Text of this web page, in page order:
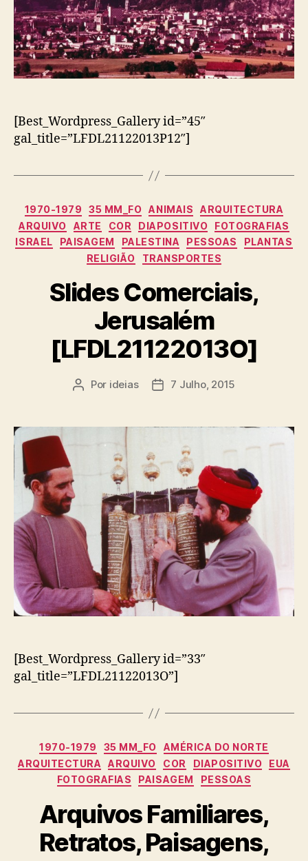
[Best_Wordpress_Gallery id=”45″
gal_title=”LFDL21122013P12″]
Categorias
1970-1979 35 MM_FO ANIMAIS
ARQUITECTURA
ARQUIVO
ARTE COR DIAPOSITIVO
FOTOGRAFIAS
ISRAEL
PAISAGEM PALESTINA PESSOAS
PLANTAS
RELIGIÃO
TRANSPORTES
Slides Comerciais,
Jerusalém
[LFDL21122013O]
Autor
Por ideias
Data7 Julho, 2015
[Best_Wordpress_Gallery id=”33″
gal_title=”LFDL21122013O”]
Categorias
1970-1979 35 MM_FO
AMÉRICA DO NORTE
ARQUITECTURA
ARQUIVO COR DIAPOSITIVO
EUA
FOTOGRAFIAS
PAISAGEM PESSOAS
Arquivos Familiares,
Retratos, Paisagens,